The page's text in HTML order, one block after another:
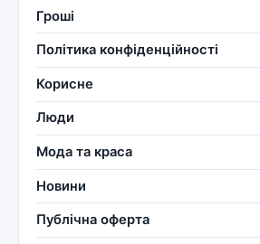
Гроші
Політика конфіденційності
Корисне
Люди
Мода та краса
Новини
Публічна оферта